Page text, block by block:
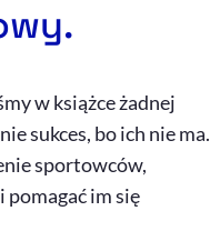
w książce żadnej
sukces, bo ich nie ma.
sportowców,
im się